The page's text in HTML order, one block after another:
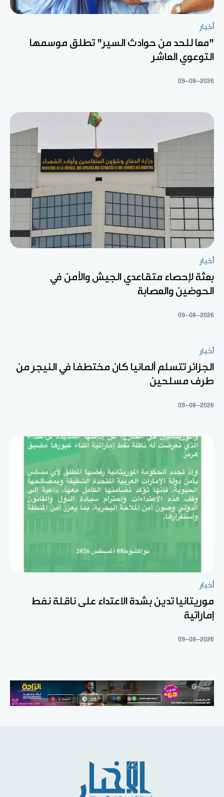
أخبار
"معا للحد من حوادث السير" تطلق موسمها
التوعوي العاشر
09-08-2026
أخبار
بعثة لإحصاء متقاعدي الجيش والأمن في
الحوضين والعصابة
09-08-2026
أخبار
الجزائر تتسلم ألمانيا كان مختطفا في النيجر من
طرف مسلحين
09-08-2026
أخبار
موريتانيا تدين بشدة الاعتداء على ناقلة نفط
إماراتية
09-08-2026